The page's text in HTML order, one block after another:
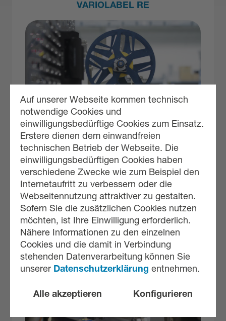
Auf unserer Webseite kommen technisch
notwendige Cookies und
einwilligungsbedürftige Cookies zum Einsatz.
Erstere dienen dem einwandfreien
technischen Betrieb der Webseite. Die
einwilligungsbedürftigen Cookies haben
verschiedene Zwecke wie zum Beispiel den
Internetaufritt zu verbessern oder die
Webseitennutzung attraktiver zu gestalten.
Sofern Sie die zusätzlichen Cookies nutzen
möchten, ist Ihre Einwilligung erforderlich.
Nähere Informationen zu den einzelnen
Cookies und die damit in Verbindung
stehenden Datenverarbeitung können Sie
unserer Datenschutzerklärung entnehmen.
Alle akzeptieren Konfigurieren
VARIOLABEL RE
CODIER- UND DRUCKSYSTEME